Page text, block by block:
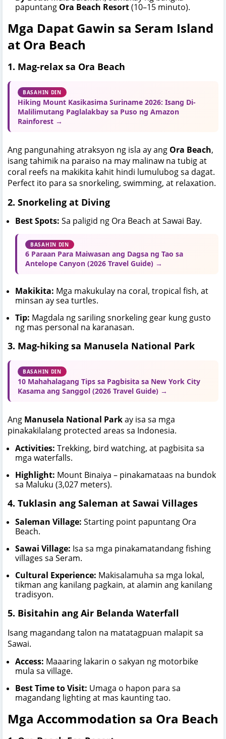
papuntang Ora Beach Resort(10–15 minuto).
Mga Dapat Gawin sa Seram Island
at Ora Beach
1. Mag-relax sa Ora Beach
BASAHIN DIN
Hiking Mount Kasikasima Suriname 2026: Isang Di-
Malilimutang Paglalakbay sa Puso ng Amazon
Rainforest →
Ang pangunahing atraksyon ng isla ay ang Ora Beach,
isang tahimik na paraiso na may malinaw na tubig at
coral reefs na makikita kahit hindi lumulubog sa dagat.
Perfect ito para sa snorkeling, swimming, at relaxation.
2. Snorkeling at Diving
Best Spots: Sa paligid ng Ora Beach at Sawai Bay.
BASAHIN DIN
6 Paraan Para Maiwasan ang Dagsa ng Tao sa
Antelope Canyon (2026 Travel Guide) →
Makikita: Mga makukulay na coral, tropical fish, at
minsan ay sea turtles.
Tip: Magdala ng sariling snorkeling gear kung gusto
ng mas personal na karanasan.
3. Mag-hiking sa Manusela National Park
BASAHIN DIN
10 Mahahalagang Tips sa Pagbisita sa New York City
Kasama ang Sanggol (2026 Travel Guide) →
Ang Manusela National Parkay isa sa mga
pinakakilalang protected areas sa Indonesia.
Activities: Trekking, bird watching, at pagbisita sa
mga waterfalls.
Highlight: Mount Binaiya – pinakamataas na bundok
sa Maluku (3,027 meters).
4. Tuklasin ang Saleman at Sawai Villages
Saleman Village: Starting point papuntang Ora
Beach.
Sawai Village: Isa sa mga pinakamatandang fishing
villages sa Seram.
Cultural Experience: Makisalamuha sa mga lokal,
tikman ang kanilang pagkain, at alamin ang kanilang
tradisyon.
5. Bisitahin ang Air Belanda Waterfall
Isang magandang talon na matatagpuan malapit sa
Sawai.
Access: Maaaring lakarin o sakyan ng motorbike
mula sa village.
Best Time to Visit: Umaga o hapon para sa
magandang lighting at mas kaunting tao.
Mga Accommodation sa Ora Beach